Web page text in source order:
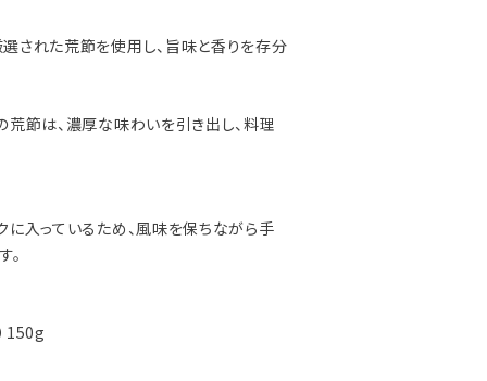
された荒節を使用し、旨味と香りを存分
荒節は、濃厚な味わいを引き出し、料理
に入っているため、風味を保ちながら手
。
150g